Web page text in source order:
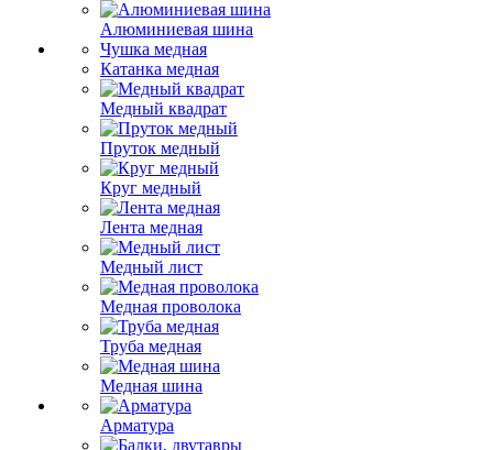
Алюминиевая шина
Чушка медная
Катанка медная
Медный квадрат
Пруток медный
Круг медный
Лента медная
Медный лист
Медная проволока
Труба медная
Медная шина
Арматура